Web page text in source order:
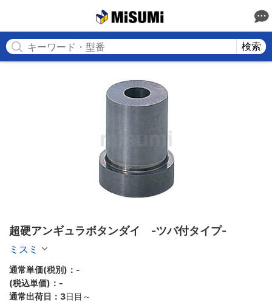
検索
超硬アンギュラボタンダイ　-ツバ付タイプ-
ミスミ
通常単価(税別)： -
(税込単価)： -
通常出荷日： 3日目～